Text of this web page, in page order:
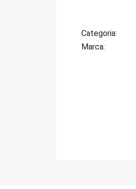
Categoria
Marca